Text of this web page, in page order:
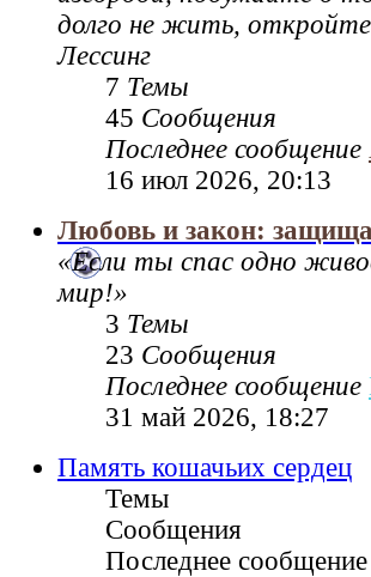
долго не жить, откройте
Лессинг
7 Темы
45 Сообщения
Последнее сообщение
16 июл 2026, 20:13
Любовь и закон:
«Если ты спас одно
мир!»
3 Темы
23 Сообщения
Последнее сообщение
31 май 2026, 18:27
Память кошачьих сердец
Темы
Сообщения
Последнее сообщение